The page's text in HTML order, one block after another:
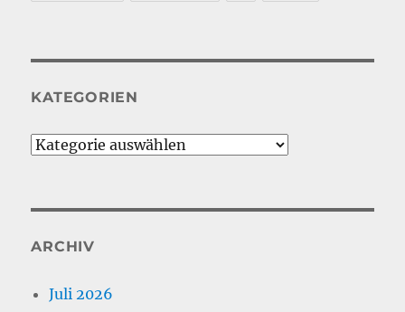
KATEGORIEN
Kategorien
ARCHIV
Juli 2026